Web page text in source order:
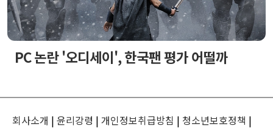
PC 논란 '오디세이', 한국팬 평가 어떨까
회사소개 | 윤리강령 | 개인정보취급방침 | 청소년보호정책 |